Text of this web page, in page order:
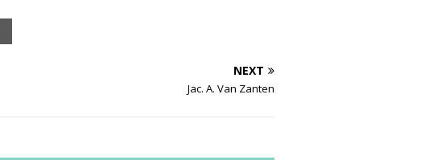
NEXT
Jac. A. Van Zanten